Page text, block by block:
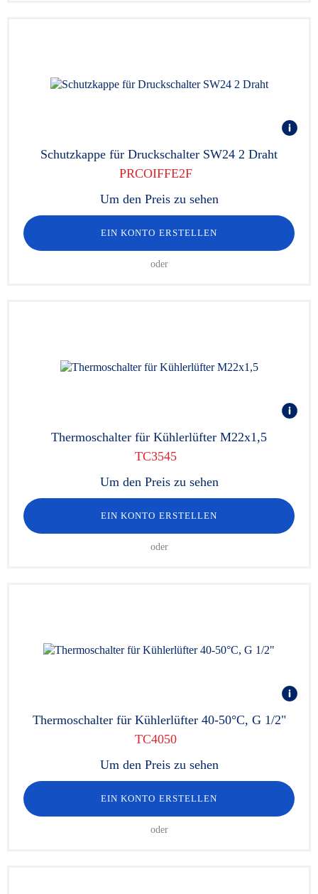
Schutzkappe für Druckschalter SW24 2 Draht
PRCOIFFE2F
Um den Preis zu sehen
EIN KONTO ERSTELLEN
oder
Thermoschalter für Kühlerlüfter M22x1,5
TC3545
Um den Preis zu sehen
EIN KONTO ERSTELLEN
oder
Thermoschalter für Kühlerlüfter 40-50°C, G 1/2"
TC4050
Um den Preis zu sehen
EIN KONTO ERSTELLEN
oder